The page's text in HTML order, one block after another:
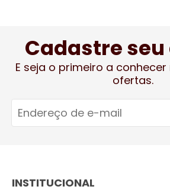
Cadastre
E seja o primeiro a
ofertas.
INSTITUCIONAL